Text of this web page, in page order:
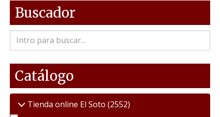
Buscador
Catálogo
Tienda online El Soto (2552)